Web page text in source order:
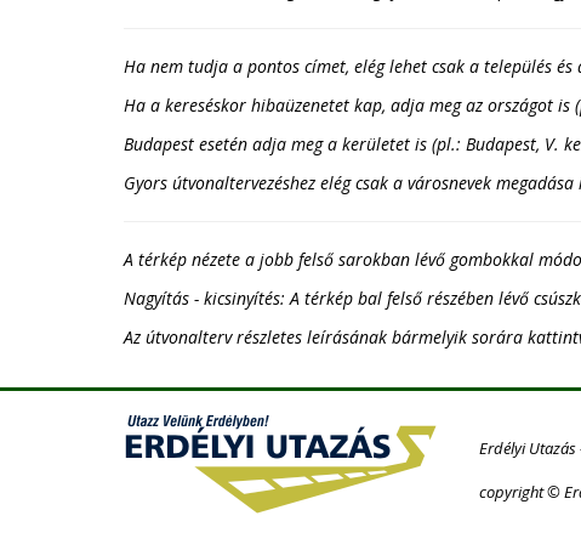
Ha nem tudja a pontos címet, elég lehet csak a település
Ha a kereséskor hibaüzenetet kap, adja meg az országot is
Budapest esetén adja meg a kerületet is (pl.: Budapest, V.
Gyors útvonaltervezéshez elég csak a városnevek
A térkép nézete a jobb felső sarokban lévő gombokkal
Nagyítás - kicsinyítés: A térkép bal felső részében lévő
Az útvonalterv részletes leírásának bármelyik sorára
Erdélyi Utazás
copyright ©